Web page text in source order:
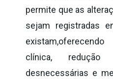
permite que as
sejam registradas
existam
clínica, redução
desnecessárias e